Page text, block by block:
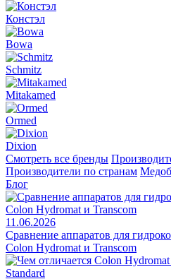
Констэл
Bowa
Schmitz
Mitakamed
Ormed
Dixion
Смотреть все бренды
Производители по странам
Блог
11.06.2026
Сравнение аппаратов для
Colon Hydromat и Transcom